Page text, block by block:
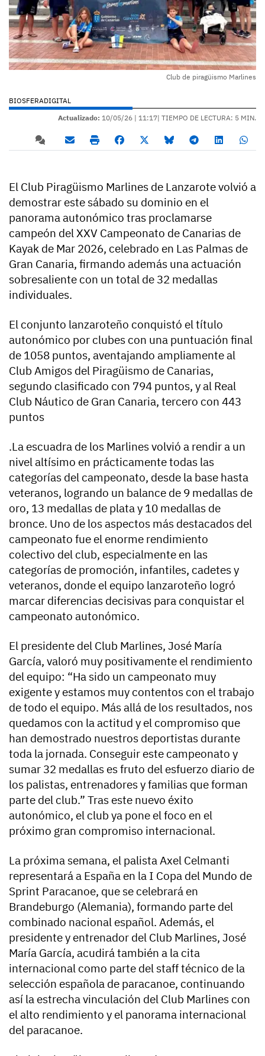
Club de piragüismo Marlines
BIOSFERADIGITAL
Actualizado: 10/05/26 | 11:17| TIEMPO DE LECTURA: 5 MIN.
El Club Piragüismo Marlines de Lanzarote volvió a
demostrar este sábado su dominio en el
panorama autonómico tras proclamarse
campeón del XXV Campeonato de Canarias de
Kayak de Mar 2026, celebrado en Las Palmas de
Gran Canaria, firmando además una actuación
sobresaliente con un total de 32 medallas
individuales.
El conjunto lanzaroteño conquistó el título
autonómico por clubes con una puntuación final
de 1058 puntos, aventajando ampliamente al
Club Amigos del Piragüismo de Canarias,
segundo clasificado con 794 puntos, y al Real
Club Náutico de Gran Canaria, tercero con 443
puntos
.La escuadra de los Marlines volvió a rendir a un
nivel altísimo en prácticamente todas las
categorías del campeonato, desde la base hasta
veteranos, logrando un balance de 9 medallas de
oro, 13 medallas de plata y 10 medallas de
bronce. Uno de los aspectos más destacados del
campeonato fue el enorme rendimiento
colectivo del club, especialmente en las
categorías de promoción, infantiles, cadetes y
veteranos, donde el equipo lanzaroteño logró
marcar diferencias decisivas para conquistar el
campeonato autonómico.
El presidente del Club Marlines, José María
García, valoró muy positivamente el rendimiento
del equipo: “Ha sido un campeonato muy
exigente y estamos muy contentos con el trabajo
de todo el equipo. Más allá de los resultados, nos
quedamos con la actitud y el compromiso que
han demostrado nuestros deportistas durante
toda la jornada. Conseguir este campeonato y
sumar 32 medallas es fruto del esfuerzo diario de
los palistas, entrenadores y familias que forman
parte del club.” Tras este nuevo éxito
autonómico, el club ya pone el foco en el
próximo gran compromiso internacional.
La próxima semana, el palista Axel Celmanti
representará a España en la I Copa del Mundo de
Sprint Paracanoe, que se celebrará en
Brandeburgo (Alemania), formando parte del
combinado nacional español. Además, el
presidente y entrenador del Club Marlines, José
María García, acudirá también a la cita
internacional como parte del staff técnico de la
selección española de paracanoe, continuando
así la estrecha vinculación del Club Marlines con
el alto rendimiento y el panorama internacional
del paracanoe.